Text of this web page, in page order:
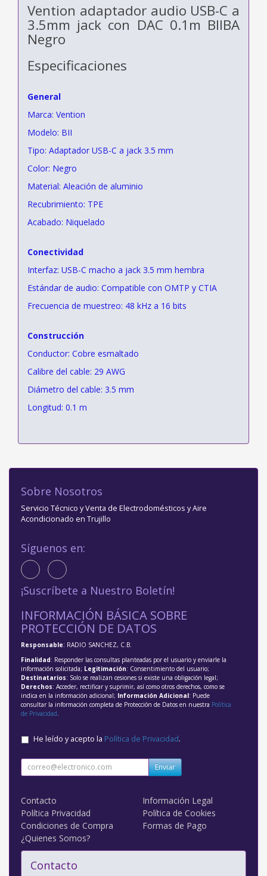
Vention adaptador audio USB-C a
3.5mm jack con DAC 0.1m BIIBA
Negro
Especificaciones
General
Marca: Vention
Modelo: BII
Tipo: Adaptador USB-C a jack 3.5 mm
Color: Negro
Material: Aleación de aluminio
Recubrimiento: TPE
Acabado: Niquelado
Conectividad
Interfaz: USB-C macho a jack 3.5 mm hembra
Estándar de audio: Compatible con OMTP y CTIA
Frecuencia de muestreo: 48 kHz a 16 bits
Construcción
Conductor: Cobre esmaltado
Calibre del cable: 29 AWG
Diámetro del cable: 3.5 mm
Longitud: 0.1 m
Sobre Nosotros
Servicio Técnico y Venta de Electrodomésticos y Aire
Acondicionado en Trujillo
Síguenos en:
¡Suscríbete a Nuestro Boletín!
INFORMACIÓN BÁSICA SOBRE
PROTECCIÓN DE DATOS
Responsable: RADIO SANCHEZ, C.B.
Finalidad: Responder las consultas planteadas por el usuario y enviarle la
información solicitada; Legitimación: Consentimiento del usuario;
Destinatarios: Solo se realizan cesiones si existe una obligación legal;
Derechos: Acceder, rectificar y suprimir, así como otros derechos, como se
indica en la información adicional; Información Adicional: Puede
consultar la información completa de Protección de Datos en nuestra Política
de Privacidad
He leído y acepto la Política de Privacidad.
Enviar
Contacto
Información Legal
Política Privacidad
Política de Cookies
Condiciones de Compra
Formas de Pago
¿Quienes Somos?
Contacto